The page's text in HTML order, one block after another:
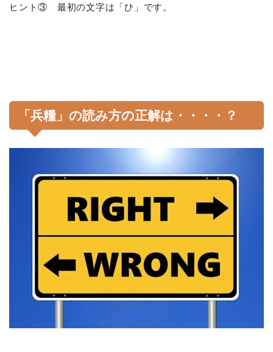
ヒント③ 最初の文字は「ひ」です。
「兵糧」の読み方の正解は・・・・？